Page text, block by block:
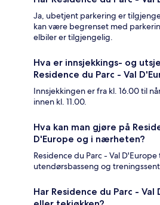
Ja, ubetjent parkering er
kan være begrenset med
elbiler er tilgjengelig.
Hva er innsjekkings- og
Residence du Parc - Val
Innsjekkingen er fra kl. 16.00 til
innen kl. 11.00.
Hva kan man gjøre på
D'Europe og i nærheten?
Residence du Parc - Val
utendørsbasseng og
Har Residence du Parc -